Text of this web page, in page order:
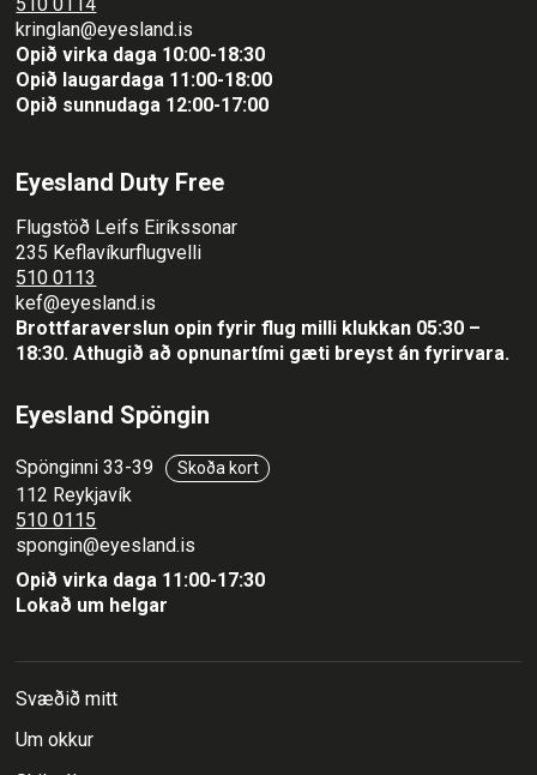
kringlan@eyesland.is
Opið virka daga 10:00-18:30
Opið laugardaga 11:00-18:00
Opið sunnudaga 12:00-17:00
Eyesland Duty Free
Flugstöð Leifs Eiríkssonar
235 Keflavíkurflugvelli
510 0113
kef@eyesland.is
Brottfaraverslun opin fyrir flug milli klukkan 05:30 –
18:30.Athugið að opnunartími gæti breyst án fyrirvara.
Eyesland Spöngin
Spönginni 33-39 Skoða kort
112 Reykjavík
510 0115
spongin@eyesland.is
Opið virka daga 11:00-17:30
Lokað um helgar
Svæðið mitt
Um okkur